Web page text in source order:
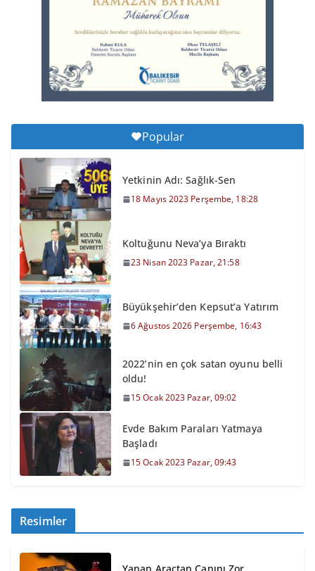
Büyükşehir’den Kepsut’a Yatırım
6 Ağustos 2026 Perşembe, 16:43
Popular
Yetkinin Adı: Sağlık-Sen
18 Mayıs 2023 Perşembe, 18:28
Koltuğunu Neva’ya Bıraktı
23 Nisan 2023 Pazar, 21:58
Büyükşehir’den Kepsut’a Yatırım
6 Ağustos 2026 Perşembe, 16:43
2022’nin en çok satan oyunu belli
oldu!
15 Ocak 2023 Pazar, 09:02
Evde Bakım Paraları Yatmaya
Başladı
15 Ocak 2023 Pazar, 09:43
Resimler